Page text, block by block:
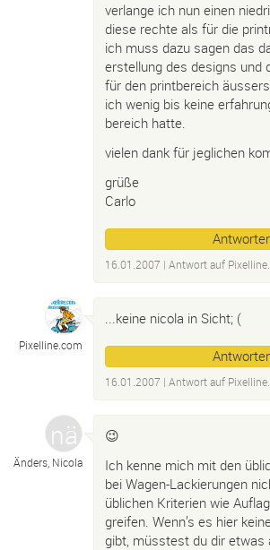
verlange ich nun einen
diese rechte als für die
ich muss dazu sagen das
erstellung des designs und
für den printbereich
ich wenig bis keine
bereich hatte.
vielen dank für jeglichen
grüße
Carlo
16.01.2007 | Antwort auf Pixelline.
Pixelline.com
...keine nicola in Sicht; (
16.01.2007 | Antwort auf Pixelline.
Änders, Nicola
😉
Ich kenne mich mit den
bei Wagen-Lackierungen
üblichen Kriterien wie
greifen. Wenn’s es hier
gibt, müsstest du dir etwas